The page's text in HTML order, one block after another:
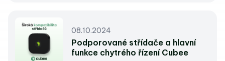
08.10.2024
Podporované střídače a hlavní
funkce chytrého řízení Cubee